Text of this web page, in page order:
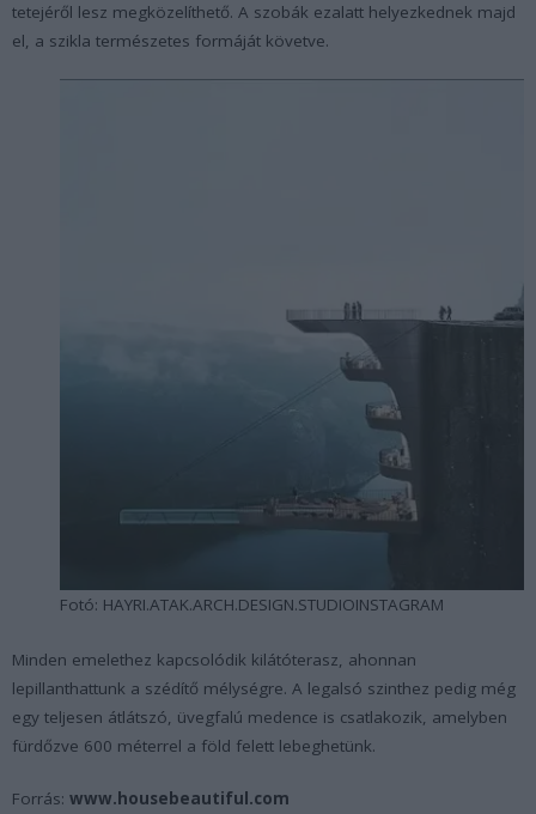
tetejéről lesz megközelíthető. A szobák ezalatt helyezkednek majd
el, a szikla természetes formáját követve.
Fotó: HAYRI.ATAK.ARCH.DESIGN.STUDIOINSTAGRAM
Minden emelethez kapcsolódik kilátóterasz, ahonnan
lepillanthattunk a szédítő mélységre. A legalsó szinthez pedig még
egy teljesen átlátszó, üvegfalú medence is csatlakozik, amelyben
fürdőzve 600 méterrel a föld felett lebeghetünk.
Forrás: www.housebeautiful.com